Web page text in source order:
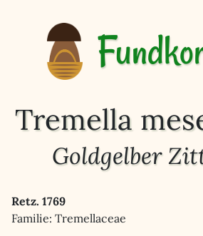
Tremella
Goldgelber
Retz. 1769
Familie: Tremellaceae